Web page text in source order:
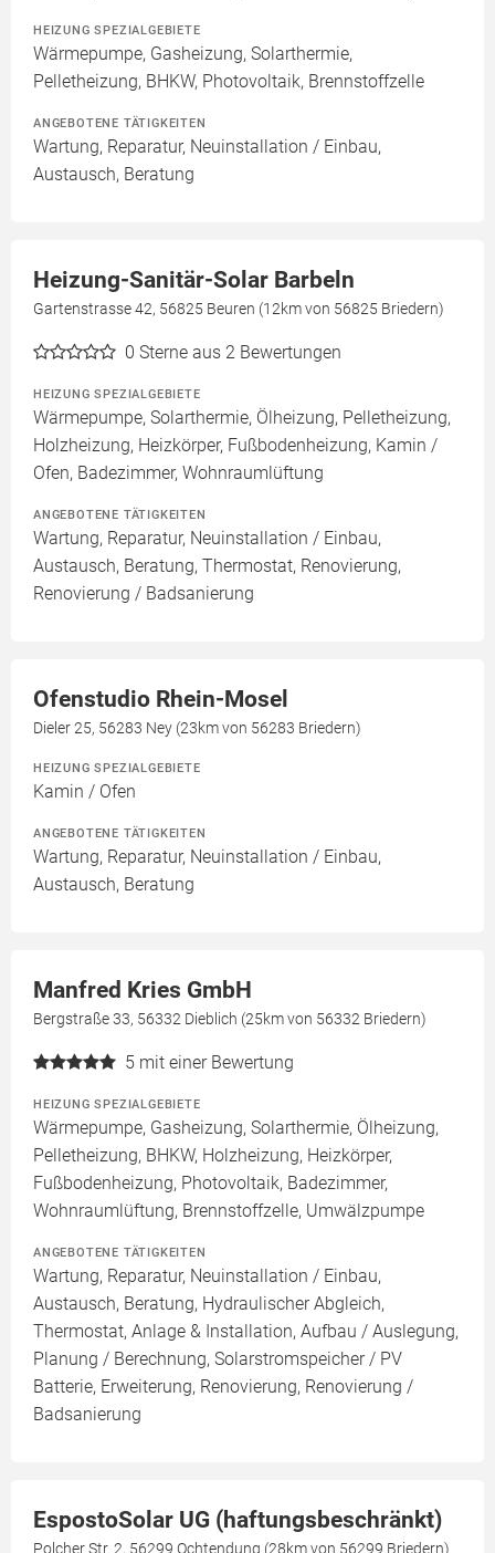
HEIZUNG SPEZIALGEBIETE
Wärmepumpe, Gasheizung, Solarthermie,
Pelletheizung, BHKW, Photovoltaik, Brennstoffzelle
ANGEBOTENE TÄTIGKEITEN
Wartung, Reparatur, Neuinstallation / Einbau,
Austausch, Beratung
Heizung-Sanitär-Solar Barbeln
Gartenstrasse 42, 56825 Beuren (12km von 56825 Briedern)
0 Sterne aus 2 Bewertungen
HEIZUNG SPEZIALGEBIETE
Wärmepumpe, Solarthermie, Ölheizung, Pelletheizung,
Holzheizung, Heizkörper, Fußbodenheizung, Kamin /
Ofen, Badezimmer, Wohnraumlüftung
ANGEBOTENE TÄTIGKEITEN
Wartung, Reparatur, Neuinstallation / Einbau,
Austausch, Beratung, Thermostat, Renovierung,
Renovierung / Badsanierung
Ofenstudio Rhein-Mosel
Dieler 25, 56283 Ney (23km von 56283 Briedern)
HEIZUNG SPEZIALGEBIETE
Kamin / Ofen
ANGEBOTENE TÄTIGKEITEN
Wartung, Reparatur, Neuinstallation / Einbau,
Austausch, Beratung
Manfred Kries GmbH
Bergstraße 33, 56332 Dieblich (25km von 56332 Briedern)
5 mit einer Bewertung
HEIZUNG SPEZIALGEBIETE
Wärmepumpe, Gasheizung, Solarthermie, Ölheizung,
Pelletheizung, BHKW, Holzheizung, Heizkörper,
Fußbodenheizung, Photovoltaik, Badezimmer,
Wohnraumlüftung, Brennstoffzelle, Umwälzpumpe
ANGEBOTENE TÄTIGKEITEN
Wartung, Reparatur, Neuinstallation / Einbau,
Austausch, Beratung, Hydraulischer Abgleich,
Thermostat, Anlage & Installation, Aufbau / Auslegung,
Planung / Berechnung, Solarstromspeicher / PV
Batterie, Erweiterung, Renovierung, Renovierung /
Badsanierung
EspostoSolar UG (haftungsbeschränkt)
Polcher Str. 2, 56299 Ochtendung (28km von 56299 Briedern)